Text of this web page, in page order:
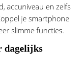
accuniveau en zelfs
je smartphone
slimme functies.
dagelijks